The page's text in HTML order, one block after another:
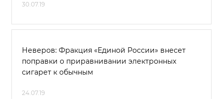
30.07.19
Неверов: Фракция «Единой России» внесет
поправки о приравнивании электронных
сигарет к обычным
24.07.19